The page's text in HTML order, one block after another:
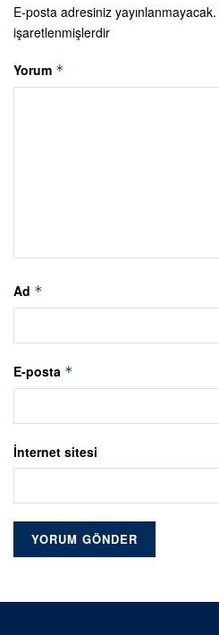
E-posta adresiniz yayınlanmayacak.
işaretlenmişlerdir
Yorum *
Ad *
E-posta *
İnternet sitesi